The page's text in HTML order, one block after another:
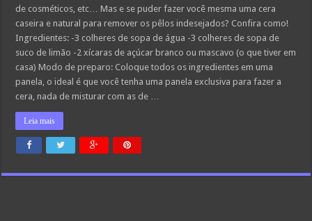
de cosméticos, etc… Mas e se puder fazer você mesma uma cera
caseira e natural para remover os pêlos indesejados? Confira como!
Ingredientes: -3 colheres de sopa de água -3 colheres de sopa de
suco de limão -2 xícaras de açúcar branco ou mascavo (o que tiver em
casa) Modo de preparo: Coloque todos os ingredientes em uma
panela, o ideal é que você tenha uma panela exclusiva para fazer a
cera, nada de misturar com as de …
Leia mais